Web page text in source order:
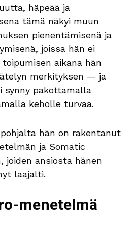
häpeää ja
tämä näkyi muun
pienentämisenä ja
joissa hän ei
aikana hän
merkityksen — ja
synny pakottamalla
keholle turvaa.
hän on rakentanut
ja Somatic
joiden ansiosta hänen
laajalti.
menetelmä